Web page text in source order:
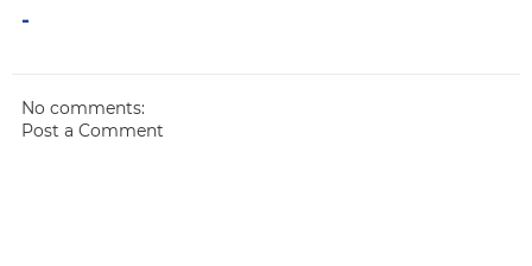
-
No comments:
Post a Comment